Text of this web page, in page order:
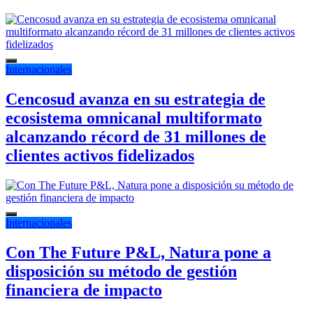
Internacionales
Cencosud avanza en su estrategia de
ecosistema omnicanal multiformato
alcanzando récord de 31 millones de
clientes activos fidelizados
Internacionales
Con The Future P&L, Natura pone a
disposición su método de gestión
financiera de impacto